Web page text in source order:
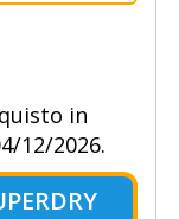
in
12/2026.